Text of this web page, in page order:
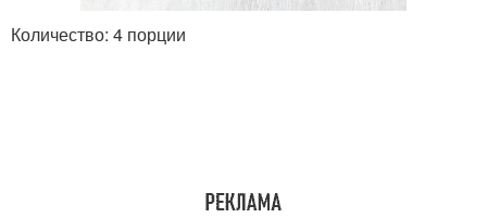
Количество: 4 порции